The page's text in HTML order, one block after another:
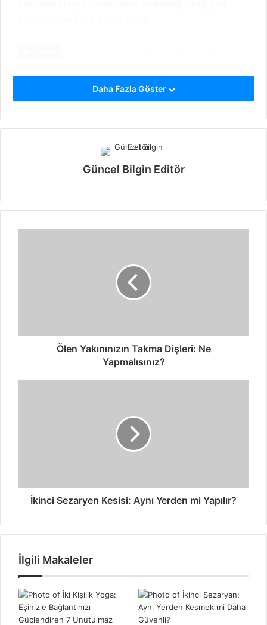
Daha Fazla Göster
Güncel Bilgin Editör
Ölen Yakınınızın Takma Dişleri: Ne
Yapmalısınız?
İkinci Sezaryen Kesisi: Aynı Yerden mi Yapılır?
İlgili Makaleler